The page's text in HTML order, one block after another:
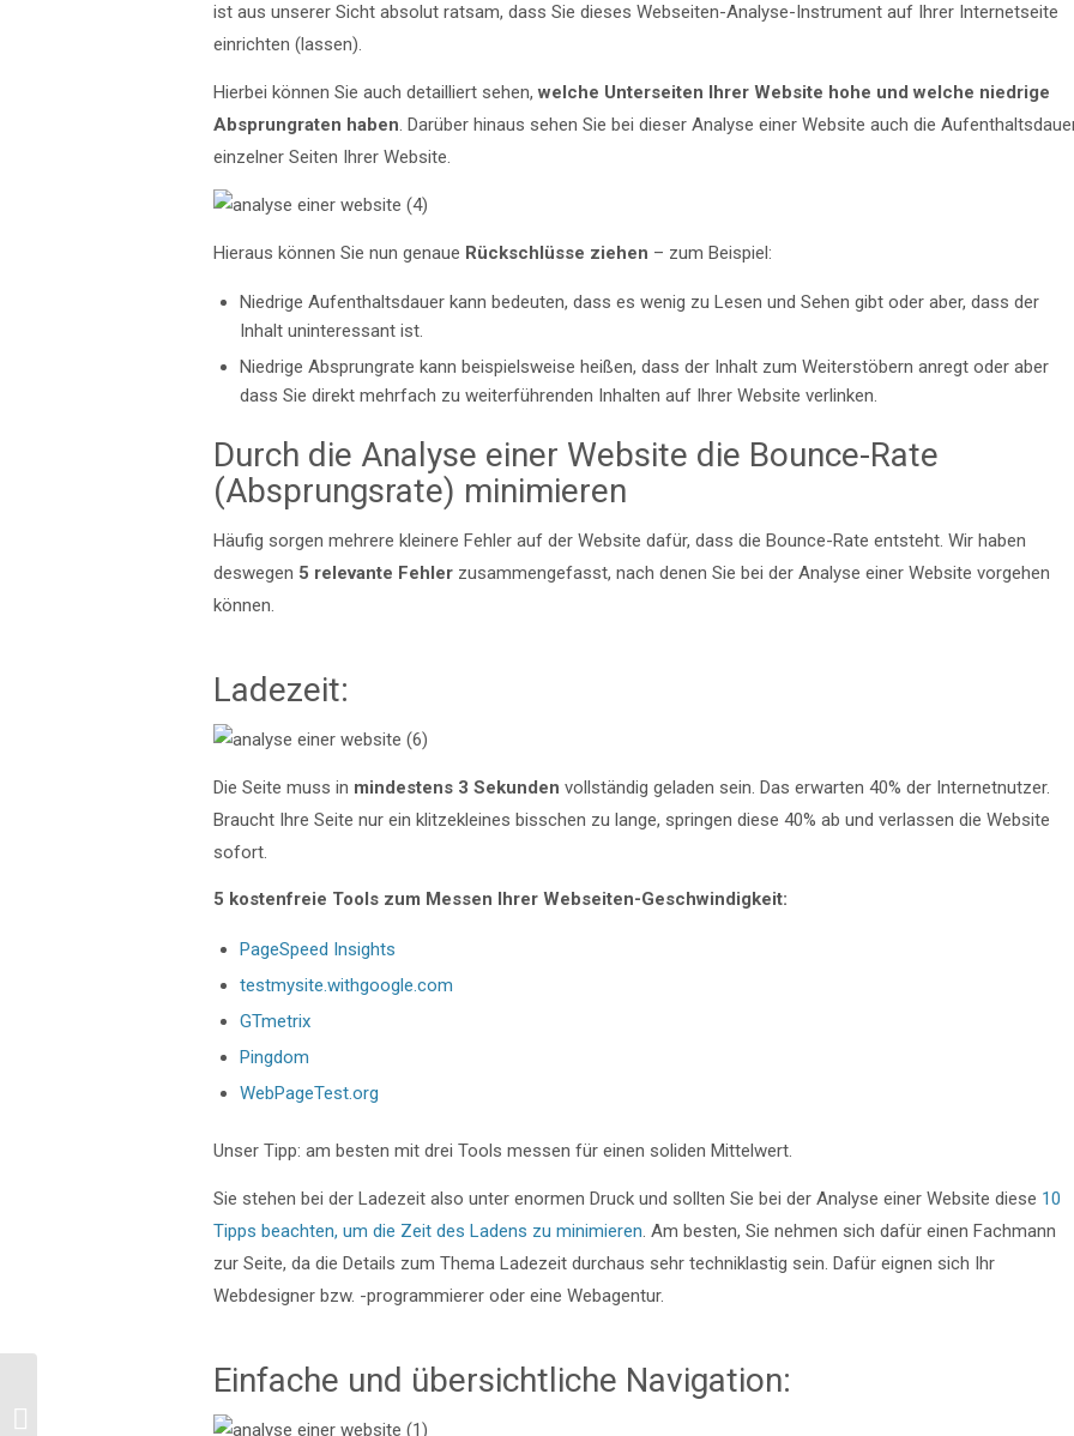
ist aus unserer Sicht absolut ratsam, dass Sie dieses Webseiten-Analyse-Instrument auf Ihrer Internetseite
einrichten (lassen).
Hierbei können Sie auch detailliert sehen,welche Unterseiten Ihrer Website hohe und welche niedrige
Absprungraten haben. Darüber hinaus sehen Sie bei dieser Analyse einer Website auch die
einzelner Seiten Ihrer Website.
Hieraus können Sie nun genaue Rückschlüsse ziehen – zum Beispiel:
Niedrige Aufenthaltsdauer kann bedeuten, dass es wenig zu Lesen und Sehen gibt oder aber, dass der
Inhalt uninteressant ist.
Niedrige Absprungrate kann beispielsweise heißen, dass der Inhalt zum Weiterstöbern anregt oder aber
dass Sie direkt mehrfach zu weiterführenden Inhalten auf Ihrer Website verlinken.
Durch die Analyse einer Website die Bounce-Rate
(Absprungsrate) minimieren
Häufig sorgen mehrere kleinere Fehler auf der Website dafür, dass die Bounce-Rate entsteht. Wir haben
deswegen 5 relevante Fehler zusammengefasst, nach denen Sie bei der Analyse einer Website vorgehen
können.
Ladezeit:
Die Seite muss in mindestens 3 Sekunden vollständig geladen sein. Das erwarten 40% der Internetnutzer.
Braucht Ihre Seite nur ein klitzekleines bisschen zu lange, springen diese 40% ab und verlassen die Website
sofort.
5 kostenfreie Tools zum Messen Ihrer Webseiten-Geschwindigkeit:
PageSpeed Insights
testmysite.withgoogle.com
GTmetrix
Pingdom
WebPageTest.org
Unser Tipp: am besten mit drei Tools messen für einen soliden Mittelwert.
Sie stehen bei der Ladezeit also unter enormen Druck und sollten Sie bei der Analyse einer Website diese 10
Tipps beachten, um die Zeit des Ladens zu minimieren. Am besten, Sie nehmen sich dafür einen Fachmann
zur Seite, da die Details zum Thema Ladezeit durchaus sehr techniklastig sein. Dafür eignen sich Ihr
Webdesigner bzw. -programmierer oder eine Webagentur.
Einfache und übersichtliche Navigation: